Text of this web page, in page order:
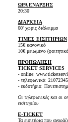
ΩΡΑ ΕΝΑΡΞΗΣ
20:30
ΔΙΑΡΚΕΙΑ
60' χωρίς διάλειμμα
ΤΙΜΕΣ ΕΙΣΙΤΗΡΙΩΝ
15€ κανονικό
10€ μειωμένο
ΠΡΟΠΩΛΗΣΗ
TICKET SERVICES
- online:
- τηλεφωνικά:
- εκδοτήριο:
Οι τηλεφωνικές και οι
εισιτηρίου
E-TICKET
Τα εισιτήρια που